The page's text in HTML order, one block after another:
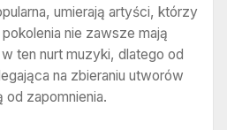
umierają artyści, którzy
nie zawsze mają
ten nurt muzyki, dlatego od
na zbieraniu utworów
zapomnienia.